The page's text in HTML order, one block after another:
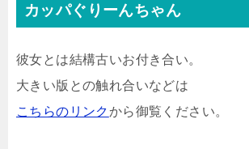
カッパぐりーんちゃん
彼女とは結構古いお付き合い。
大きい版との触れ合いなどは
こちらのリンクから御覧ください。